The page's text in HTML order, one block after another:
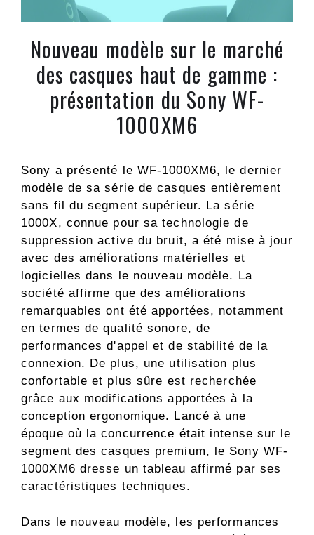
Nouveau modèle sur le marché
des casques haut de gamme :
présentation du Sony WF-
1000XM6
Sony a présenté le WF-1000XM6, le dernier
modèle de sa série de casques entièrement
sans fil du segment supérieur. La série
1000X, connue pour sa technologie de
suppression active du bruit, a été mise à jour
avec des améliorations matérielles et
logicielles dans le nouveau modèle. La
société affirme que des améliorations
remarquables ont été apportées, notamment
en termes de qualité sonore, de
performances d'appel et de stabilité de la
connexion. De plus, une utilisation plus
confortable et plus sûre est recherchée
grâce aux modifications apportées à la
conception ergonomique. Lancé à une
époque où la concurrence était intense sur le
segment des casques premium, le Sony WF-
1000XM6 dresse un tableau affirmé par ses
caractéristiques techniques.
Dans le nouveau modèle, les performances